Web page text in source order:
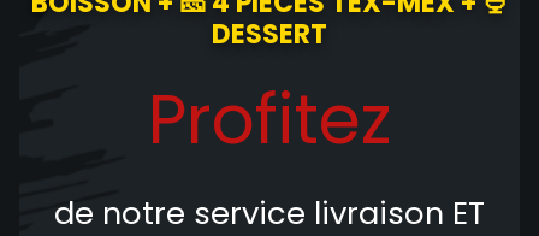
DESSERT
Profitez
de notre service livraison ET